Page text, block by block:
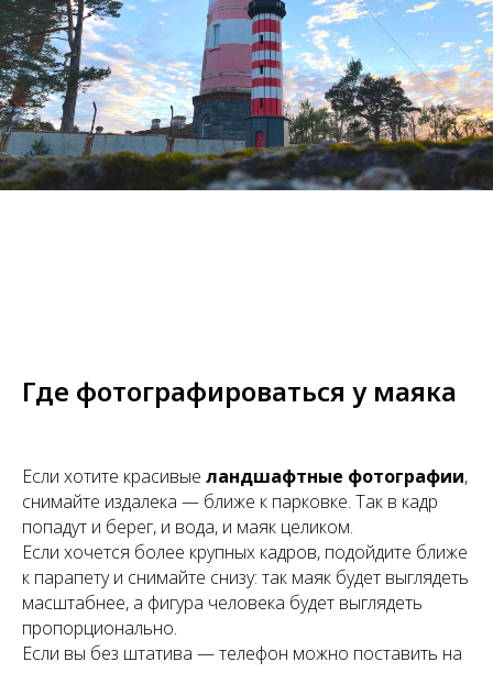
Где фотографироваться у маяка
Если хотите красивые ландшафтные фотографии,
снимайте издалека — ближе к парковке. Так в кадр
попадут и берег, и вода, и маяк целиком.
Если хочется более крупных кадров, подойдите ближе
к парапету и снимайте снизу: так маяк будет выглядеть
масштабнее, а фигура человека будет выглядеть
пропорционально.
Если вы без штатива — телефон можно поставить на